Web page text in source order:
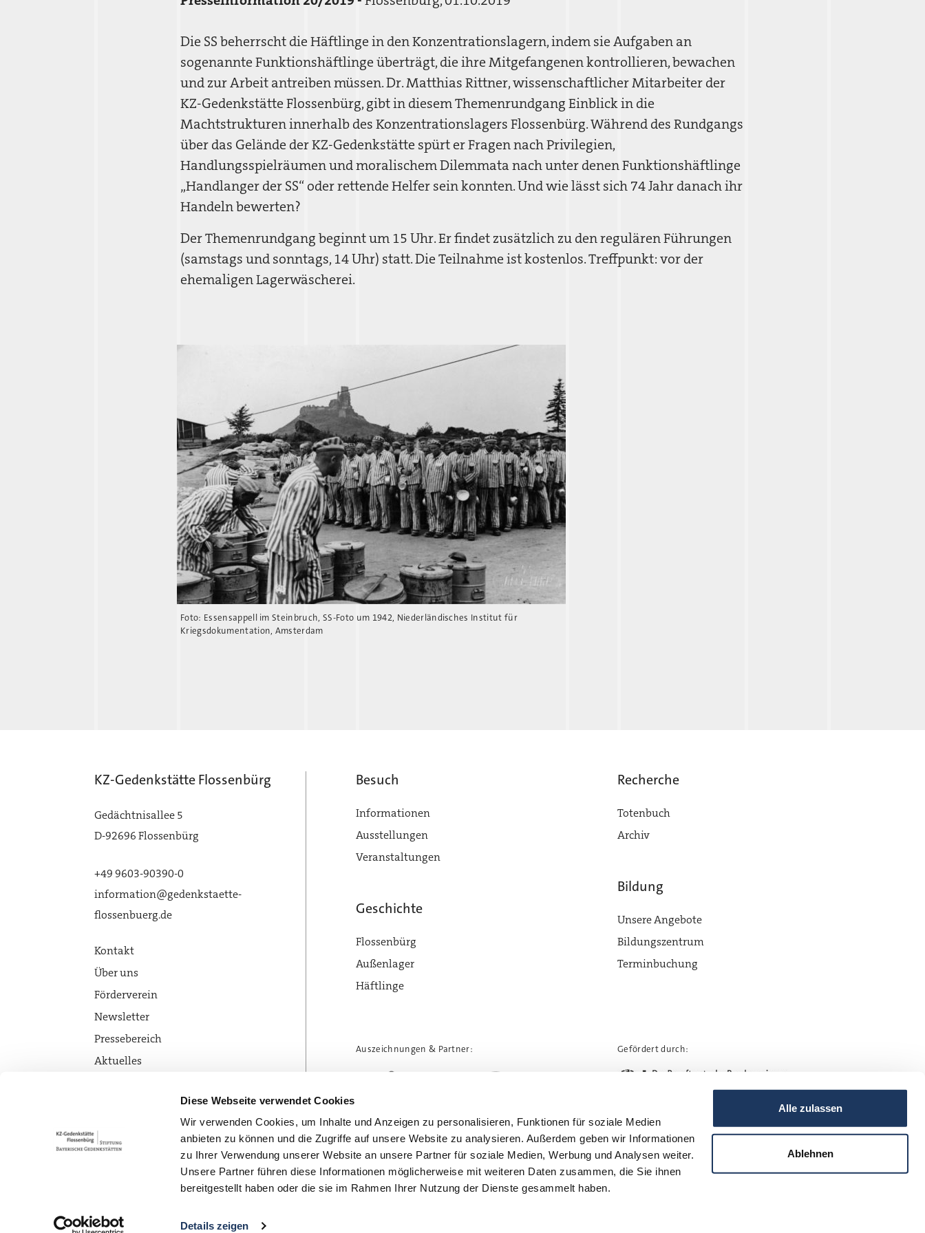
Diese Webseite verwendet Cookies
Wir verwenden Cookies, um Inhalte und Anzeigen zu personalisieren, Funktionen für soziale Medien
anbieten zu können und die Zugriffe auf unsere Website zu analysieren. Außerdem geben wir Informationen
zu Ihrer Verwendung unserer Website an unsere Partner für soziale Medien, Werbung und Analysen weiter.
Unsere Partner führen diese Informationen möglicherweise mit weiteren Daten zusammen, die Sie ihnen
bereitgestellt haben oder die sie im Rahmen Ihrer Nutzung der Dienste gesammelt haben.
Details zeigen
Alle zulassen
Ablehnen
Die SS beherrscht die Häftlinge in den Konzentrationslagern, indem sie Aufgaben an
sogenannte Funktionshäftlinge überträgt, die ihre Mitgefangenen kontrollieren, bewachen
und zur Arbeit antreiben müssen. Dr. Matthias Rittner, wissenschaftlicher Mitarbeiter der
KZ-Gedenkstätte Flossenbürg, gibt in diesem Themenrundgang Einblick in die
Machtstrukturen innerhalb des Konzentrationslagers Flossenbürg. Während des Rundgangs
über das Gelände der KZ-Gedenkstätte spürt er Fragen nach Privilegien,
Handlungsspielräumen und moralischem Dilemmata nach unter denen Funktionshäftlinge
„Handlanger der SS“ oder rettende Helfer sein konnten. Und wie lässt sich 74 Jahr danach ihr
Handeln bewerten?
Der Themenrundgang beginnt um 15 Uhr. Er findet zusätzlich zu den regulären Führungen
(samstags und sonntags, 14 Uhr) statt. Die Teilnahme ist kostenlos. Treffpunkt: vor der
ehemaligen Lagerwäscherei.
Foto: Essensappell im Steinbruch, SS-Foto um 1942, Niederländisches Institut für
Kriegsdokumentation, Amsterdam
KZ-Gedenkstätte Flossenbürg
Gedächtnisallee 5
D-92696 Flossenbürg
+49 9603-90390-0
information@gedenkstaette-
flossenbuerg.de
Kontakt
Über uns
Förderverein
Newsletter
Pressebereich
Aktuelles
Besuch
Informationen
Ausstellungen
Veranstaltungen
Geschichte
Flossenbürg
Außenlager
Häftlinge
Recherche
Totenbuch
Archiv
Bildung
Unsere Angebote
Bildungszentrum
Terminbuchung
Auszeichnungen & Partner: Gefördert durch: